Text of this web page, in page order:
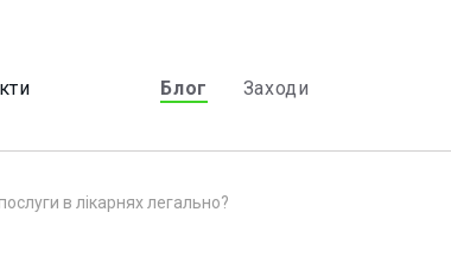
Блог Заходи
в лікарнях легально?